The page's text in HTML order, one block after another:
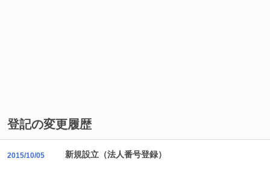
登記の変更履歴
2015/10/05 新規設立（法人番号登録）